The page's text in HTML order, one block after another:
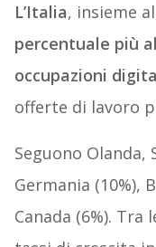
L’Italia, insieme
percentuale più
occupazioni
offerte di lavoro
Seguono Olanda,
Germania (10%),
Canada (6%).